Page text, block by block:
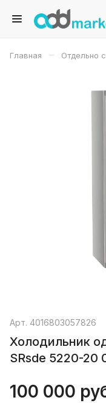
Главная – Отдельно
Арт. 4016803057826
Холодильник
SRsde 5220-20
100 000